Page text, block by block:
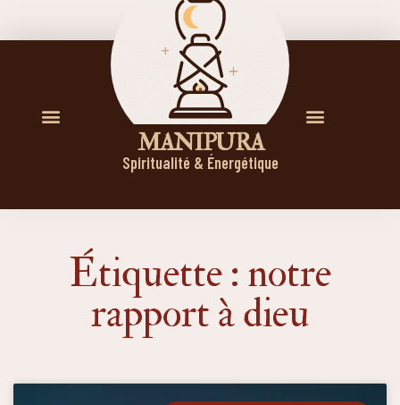
M A N I P U R A
Spiritualité & Énergétique
Étiquette : notre
rapport à dieu